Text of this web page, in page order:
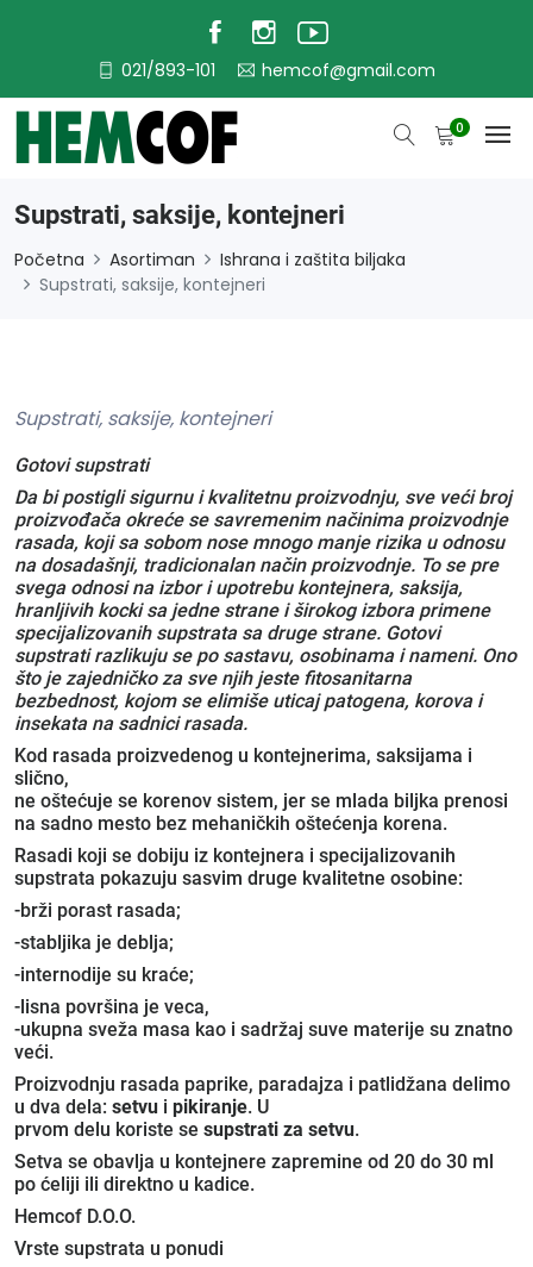
021/893-101 hemcof@gmail.com
0
Supstrati, saksije, kontejneri
Početna Asortiman
Ishrana i zaštita biljaka
Supstrati, saksije, kontejneri
Supstrati, saksije, kontejneri
Gotovi supstrati
Da bi postigli sigurnu i kvalitetnu proizvodnju, sve veći broj
proizvođača okreće se savremenim načinima proizvodnje
rasada, koji sa sobom nose mnogo manje rizika u odnosu
na dosadašnji, tradicionalan način proizvodnje. To se pre
svega odnosi na izbor i upotrebu kontejnera, saksija,
hranljivih kocki sa jedne strane i širokog izbora primene
specijalizovanih supstrata sa druge strane. Gotovi
supstrati razlikuju se po sastavu, osobinama i nameni. Ono
što je zajedničko za sve njih jeste fitosanitarna
bezbednost, kojom se elimiše uticaj patogena, korova i
insekata na sadnici rasada.
Kod rasada proizvedenog u kontejnerima, saksijama i
slično,
ne oštećuje se korenov sistem, jer se mlada biljka prenosi
na sadno mesto bez mehaničkih oštećenja korena.
Rasadi koji se dobiju iz kontejnera i specijalizovanih
supstrata pokazuju sasvim druge kvalitetne osobine:
-brži porast rasada;
-stabljika je deblja;
-internodije su kraće;
-lisna površina je veca,
-ukupna sveža masa kao i sadržaj suve materije su znatno
veći.
Proizvodnju rasada paprike, paradajza i patlidžana delimo
u dva dela: setvu i pikiranje. U
prvom delu koriste se supstrati za setvu.
Setva se obavlja u kontejnere zapremine od 20 do 30 ml
po ćeliji ili direktno u kadice.
Hemcof D.O.O.
Vrste supstrata u ponudi